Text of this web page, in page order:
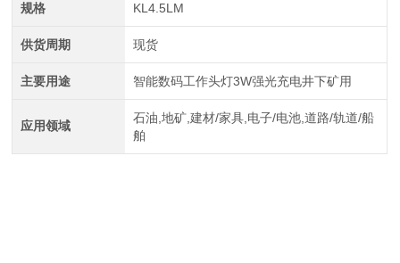
规格 KL4.5LM
供货周期 现货
主要用途 智能数码工作头灯3W强光充电井下矿用
应用领域
石油,地矿,建材/家具,电子/电池,道路/轨道/船
舶